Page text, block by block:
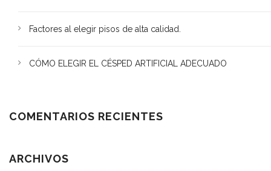
Factores al elegir pisos de alta calidad.
CÓMO ELEGIR EL CÉSPED ARTIFICIAL ADECUADO
COMENTARIOS RECIENTES
ARCHIVOS